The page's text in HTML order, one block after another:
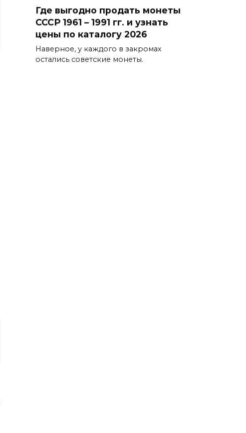
Где выгодно продать монеты
СССР 1961 – 1991 гг. и узнать
цены по каталогу 2026
Наверное, у каждого в закромах
остались советские монеты.